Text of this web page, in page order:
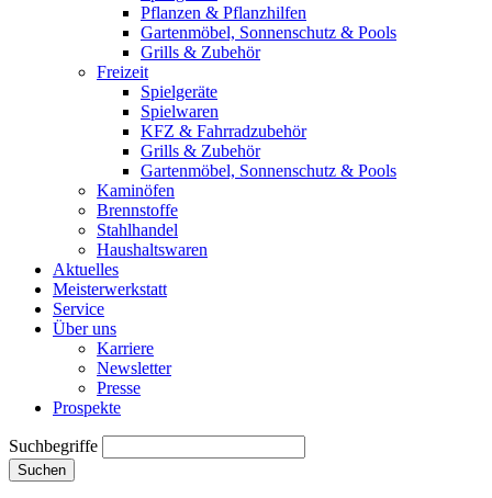
Pflanzen & Pflanzhilfen
Gartenmöbel, Sonnenschutz & Pools
Grills & Zubehör
Freizeit
Spielgeräte
Spielwaren
KFZ & Fahrradzubehör
Grills & Zubehör
Gartenmöbel, Sonnenschutz & Pools
Kaminöfen
Brennstoffe
Stahlhandel
Haushaltswaren
Aktuelles
Meisterwerkstatt
Service
Über uns
Karriere
Newsletter
Presse
Prospekte
Suchbegriffe
Suchen